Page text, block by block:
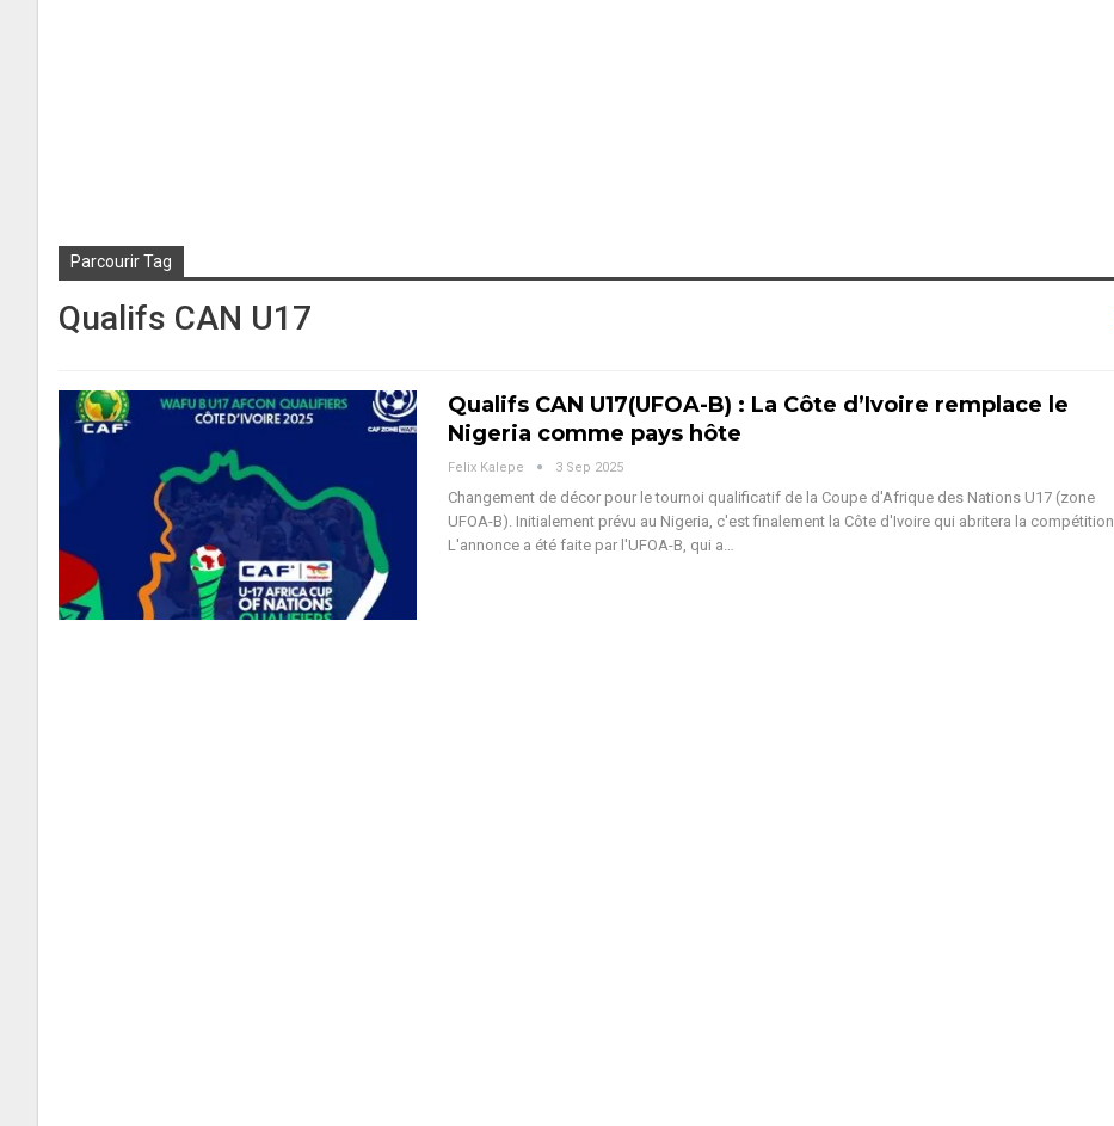
Parcourir Tag
Qualifs CAN U17
Qualifs CAN U17(UFOA-B) : La Côte d’Ivoire remplace le
Nigeria comme pays hôte
Felix Kalepe 3 Sep 2025
Changement de décor pour le tournoi qualificatif de la Coupe d'Afrique des Nations U17 (zone
UFOA-B). Initialement prévu au Nigeria, c'est finalement la Côte d'Ivoire qui abritera la compétition.
L'annonce a été faite par l'UFOA-B, qui a